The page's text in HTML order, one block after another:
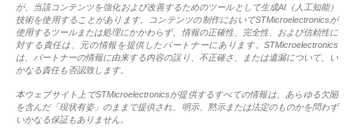
が、当該コンテンツを強化および改善するためのツールとして生成AI（人工知能）
技術を使用することがあります。コンテンツの制作においてSTMicroelectronicsが
使用するツールまたは処理にかかわらず、情報の正確性、完全性、および信頼性に
対する責任は、元の情報を提供したパートナーにあります。STMicroelectronics
は、パートナーの情報に由来する内容の誤り、不正確さ、または遺漏について、い
かなる責任も否認致します。
本ウェブサイト上でSTMicroelectronicsが提供するすべての情報は、あらゆる欠陥
を含んだ「現状有姿」のままで提供され、明示、黙示または法定のものかを問わず
いかなる保証もありません。